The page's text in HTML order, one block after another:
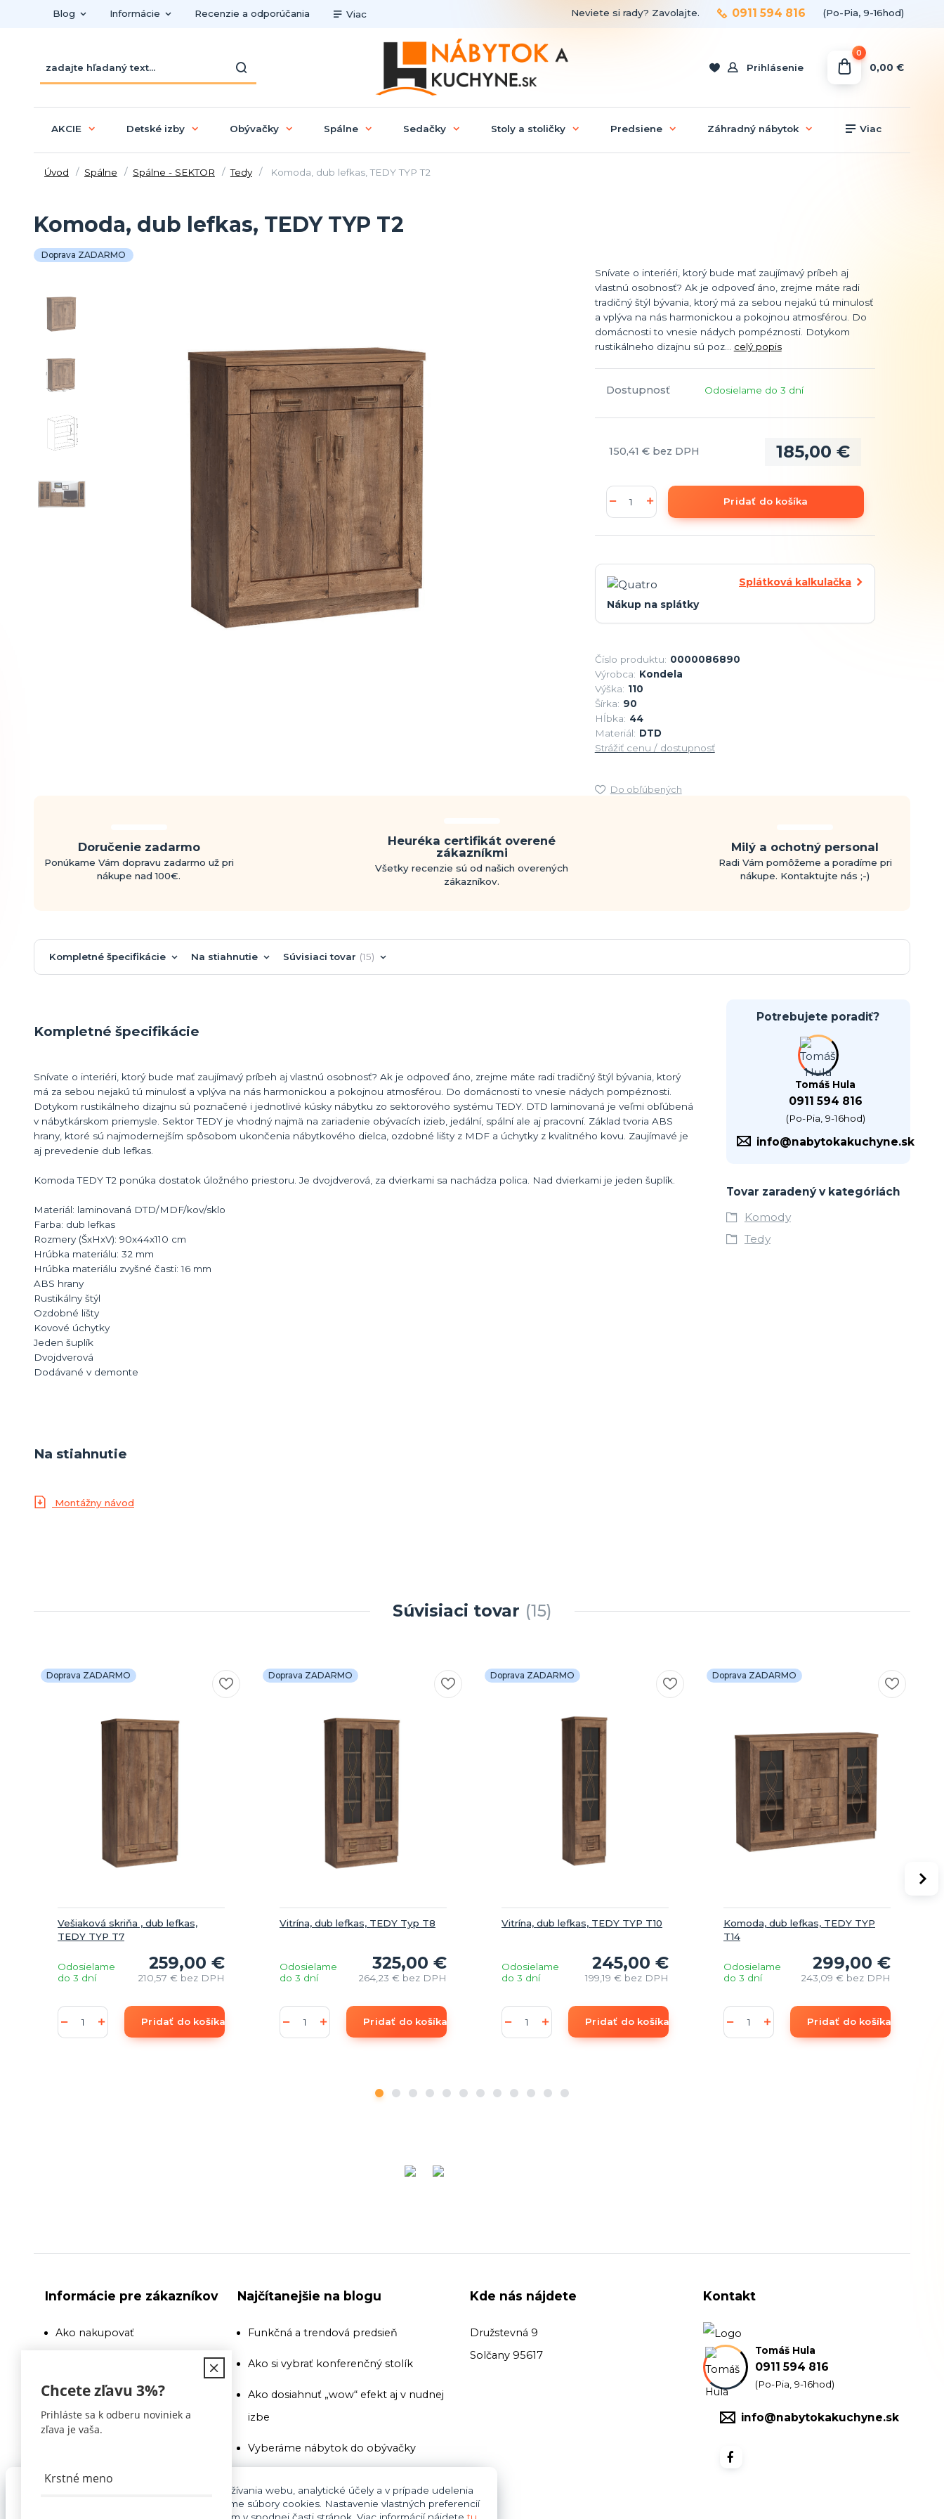
Blog Informácie Recenzie a odporúčania Viac
Prihlásenie
Neviete si rady? Zavolajte. 0911 594 816 (Po-Pia, 9-16hod)
0
0,00 €
AKCIE Detské izby Obývačky Spálne Sedačky Stoly a stoličky Predsiene Záhradný nábytok Viac
Úvod Spálne Spálne - SEKTOR Tedy Komoda, dub lefkas, TEDY TYP T2
Komoda, dub lefkas, TEDY TYP T2
Doprava ZADARMO
Snívate o interiéri, ktorý bude mať zaujímavý príbeh aj
vlastnú osobnosť? Ak je odpoveď áno, zrejme máte radi
tradičný štýl bývania, ktorý má za sebou nejakú tú minulosť
a vplýva na nás harmonickou a pokojnou atmosférou. Do
domácnosti to vnesie nádych pompéznosti. Dotykom
rustikálneho dizajnu sú poz... celý popis
Dostupnosť Odosielame do 3 dní
185,00 €
150,41 € bez DPH
Pridať do košíka
Splátková kalkulačka
Nákup na splátky
Číslo produktu: 0000086890
Výrobca: Kondela
Výška: 110
Šírka: 90
Hĺbka: 44
Materiál: DTD
Strážiť cenu / dostupnosť
Do obľúbených
Doručenie zadarmo
Ponúkame Vám dopravu zadarmo už pri
nákupe nad 100€.
Heuréka certifikát overené
zákazníkmi
Všetky recenzie sú od našich overených
zákazníkov.
Milý a ochotný personal
Radi Vám pomôžeme a poradíme pri
nákupe. Kontaktujte nás ;-)
Kompletné špecifikácie Na stiahnutie Súvisiaci tovar 15
Kompletné špecifikácie
Snívate o interiéri, ktorý bude mať zaujímavý príbeh aj vlastnú osobnosť? Ak je odpoveď áno, zrejme máte radi tradičný štýl bývania, ktorý
má za sebou nejakú tú minulosť a vplýva na nás harmonickou a pokojnou atmosférou. Do domácnosti to vnesie nádych pompéznosti.
Dotykom rustikálneho dizajnu sú poznačené i jednotlivé kúsky nábytku zo sektorového systému TEDY. DTD laminovaná je veľmi obľúbená
v nábytkárskom priemysle. Sektor TEDY je vhodný najmä na zariadenie obývacích izieb, jedální, spální ale aj pracovní. Základ tvoria ABS
hrany, ktoré sú najmodernejším spôsobom ukončenia nábytkového dielca, ozdobné lišty z MDF a úchytky z kvalitného kovu. Zaujímavé je
aj prevedenie dub lefkas.
Komoda TEDY T2 ponúka dostatok úložného priestoru. Je dvojdverová, za dvierkami sa nachádza polica. Nad dvierkami je jeden šuplík.
Materiál: laminovaná DTD/MDF/kov/sklo
Farba: dub lefkas
Rozmery (ŠxHxV): 90x44x110 cm
Hrúbka materiálu: 32 mm
Hrúbka materiálu zvyšné časti: 16 mm
ABS hrany
Rustikálny štýl
Ozdobné lišty
Kovové úchytky
Jeden šuplík
Dvojdverová
Dodávané v demonte
Potrebujete poradiť?
Tomáš Hula
0911 594 816
(Po-Pia, 9-16hod)
info@nabytokakuchyne.sk
Tovar zaradený v kategóriách
Komody
Tedy
Na stiahnutie
Montážny návod
Súvisiaci tovar 15
Doprava ZADARMO
Vešiaková skriňa , dub lefkas,
TEDY TYP T7
259,00 €
210,57 € bez DPH
Odosielame
do 3 dní
Pridať do košíka
Doprava ZADARMO
Vitrína, dub lefkas, TEDY Typ T8
325,00 €
264,23 € bez DPH
Odosielame
do 3 dní
Pridať do košíka
Doprava ZADARMO
Vitrína, dub lefkas, TEDY TYP T10
245,00 €
199,19 € bez DPH
Odosielame
do 3 dní
Pridať do košíka
Doprava ZADARMO
Komoda, dub lefkas, TEDY TYP
T14
299,00 €
243,09 € bez DPH
Odosielame
do 3 dní
Pridať do košíka
Informácie pre zákazníkov
Ako nakupovať
Recenzie a odporúčania
Obchodné podmienky
Najčítanejšie na blogu
Funkčná a trendová predsieň
Ako si vybrať konferenčný stolík
Ako dosiahnuť „wow“ efekt aj v nudnej
izbe
Vyberáme nábytok do obývačky
Na toto si pri zariaďovani kúpeľne dajte
Kde nás nájdete
Družstevná 9
Solčany 95617
Kontakt
Tomáš Hula
0911 594 816
(Po-Pia, 9-16hod)
info@nabytokakuchyne.sk
Pre základnú funkčnosť, spríjemnenie používania webu, analytické účely a v prípade udelenia
súhlasu aj na účely cielenia reklamy využívame súbory cookies. Nastavenie vlastných preferencií
cookies môžete kedykoľvek upraviť odkazom v spodnej časti stránok. Viac informácií nájdetetu
Chcete zľavu 3%?
Prihláste sa k odberu noviniek a
zľava je vaša.